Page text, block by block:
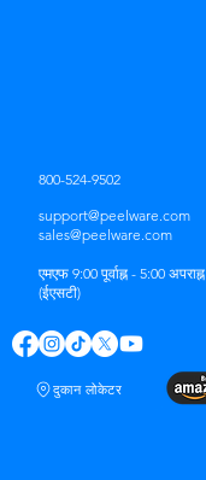
800-524-9502
support@peelware.com
sales@peelware.com
एमएफ 9:00 पूर्वाह्न - 5:00 अपराह्न
(ईएसटी)
दुकान लोकेटर